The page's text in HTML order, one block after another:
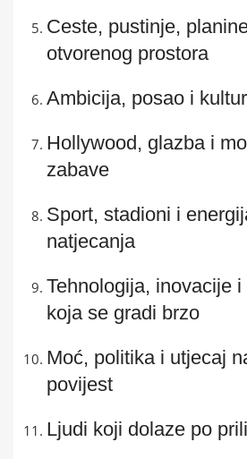
Ceste, pustinje,
otvorenog prostora
Ambicija, posao i
Hollywood, glazba i
zabave
Sport, stadioni i
natjecanja
Tehnologija, inovacije
koja se gradi brzo
Moć, politika i utjecaj
povijest
Ljudi koji dolaze po